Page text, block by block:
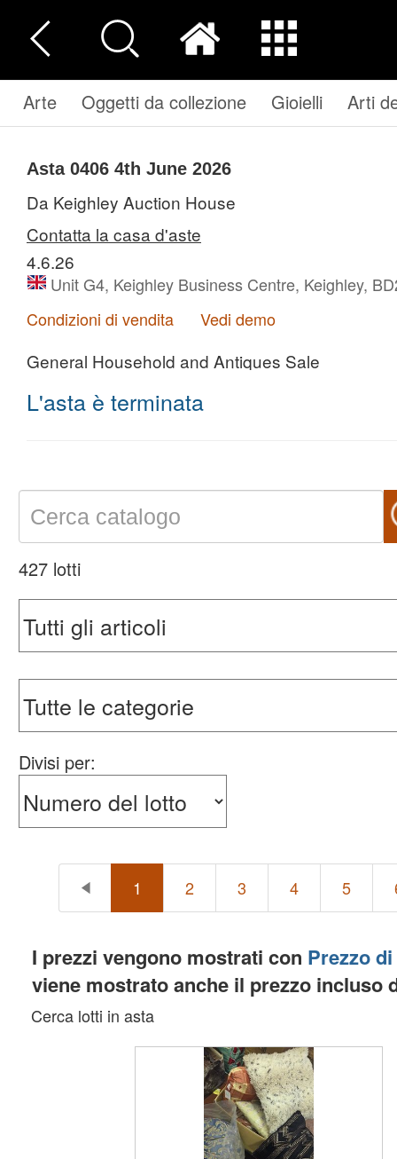
Arte Oggetti da collezione Gioielli Arti
Asta 0406 4th June 2026
Da Keighley Auction House
Contatta la casa d'aste
4.6.26
Unit G4, Keighley Business Centre, Keighley,
Condizioni di vendita
Vedi demo
General Household and Antiques Sale
L'asta è terminata
427 lotti
Divisi per:
1 2 3 4 5
I prezzi vengono mostrati con Prezzo
viene mostrato anche il prezzo incluso
Cerca lotti in asta